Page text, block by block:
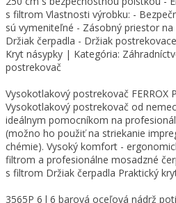
s filtrom Vlastnosti výrobku: -
sú vymeniteľné - Zásobný priestor
Držiak čerpadla - Držiak
Kryt násypky | Kategória:
postrekovač
Vysokotlakový postrekovač FERROX
Vysokotlakový postrekovač od
ideálnym pomocníkom na
(možno ho použiť na striekanie
chémie). Vysoký komfort -
filtrom a profesionálne mosadzné
s filtrom Držiak čerpadla Praktický
3565P 6 l 6 barová oceľová nádrž